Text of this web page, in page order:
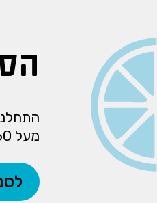
מעל 60 סניפים, מנס ציונה ועד קרית ביאליק.